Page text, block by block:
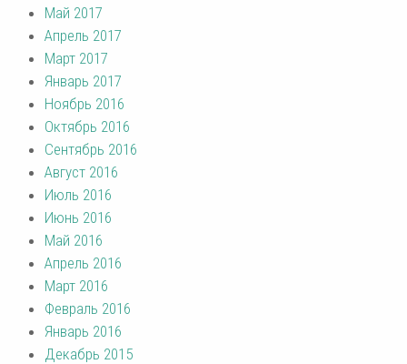
Май 2017
Апрель 2017
Март 2017
Январь 2017
Ноябрь 2016
Октябрь 2016
Сентябрь 2016
Август 2016
Июль 2016
Июнь 2016
Май 2016
Апрель 2016
Март 2016
Февраль 2016
Январь 2016
Декабрь 2015